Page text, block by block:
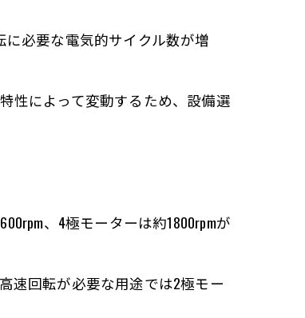
必要な電気的サイクル数が増
性によって変動するため、設備選
、4極モーターは約1800rpmが
速回転が必要な用途では2極モー